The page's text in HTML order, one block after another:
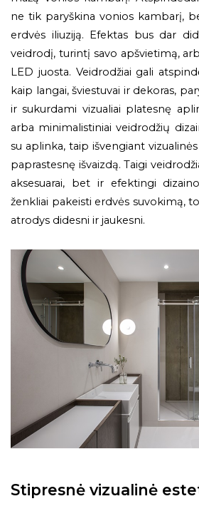
ne tik paryškina vonios kambarį,
erdvės iliuziją. Efektas bus dar
veidrodį, turintį savo apšvietimą,
LED juosta. Veidrodžiai gali
kaip langai, šviestuvai ir dekoras,
ir sukurdami vizualiai platesnę
arba minimalistiniai veidrodžių
su aplinka, taip išvengiant
paprastesnę išvaizdą. Taigi
aksesuarai, bet ir efektingi
ženkliai pakeisti erdvės suvokimą,
atrodys didesni ir jaukesni.
Stipresnė vizualinė